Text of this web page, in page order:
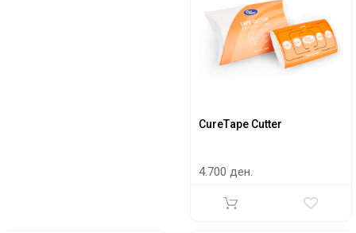
CurеТape Cutter
4.700 ден.